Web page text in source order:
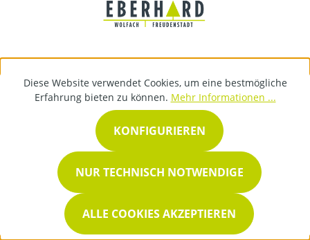
Diese Website verwendet Cookies, um eine bestmögliche
Erfahrung bieten zu können. Mehr Informationen ...
NUR TECHNISCH NOTWENDIGE
KONFIGURIEREN
ALLE COOKIES AKZEPTIEREN